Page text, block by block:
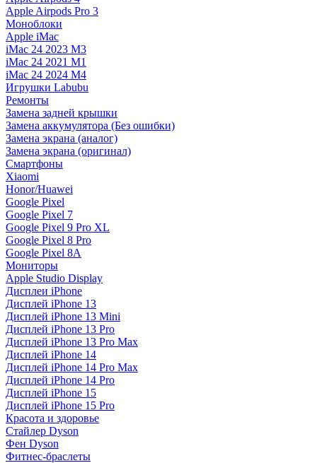
Apple Airpods Pro 3
Моноблоки
Apple iMac
iMac 24 2023 M3
iMac 24 2021 M1
iMac 24 2024 M4
Игрушки Labubu
Ремонты
Замена задней крышки
Замена аккумулятора (Без ошибки)
Замена экрана (аналог)
Замена экрана (оригинал)
Смартфоны
Xiaomi
Honor/Huawei
Google Pixel
Google Pixel 7
Google Pixel 9 Pro XL
Google Pixel 8 Pro
Google Pixel 8A
Мониторы
Apple Studio Display
Дисплеи iPhone
Дисплей iPhone 13
Дисплей iPhone 13 Mini
Дисплей iPhone 13 Pro
Дисплей iPhone 13 Pro Max
Дисплей iPhone 14
Дисплей iPhone 14 Pro Max
Дисплей iPhone 14 Pro
Дисплей iPhone 15
Дисплей iPhone 15 Pro
Красота и здоровье
Стайлер Dyson
Фен Dyson
Фитнес-браслеты